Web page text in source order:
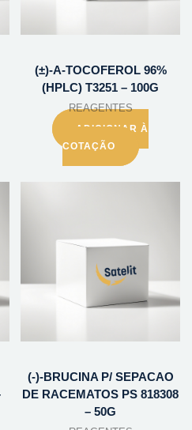
(±)-A-TOCOFEROL 96%
(HPLC) T3251 – 100G
REAGENTES
ADICIONAR À
COTAÇÃO
(-)-BRUCINA P/ SEPACAO
DE RACEMATOS PS 818308
– 50G